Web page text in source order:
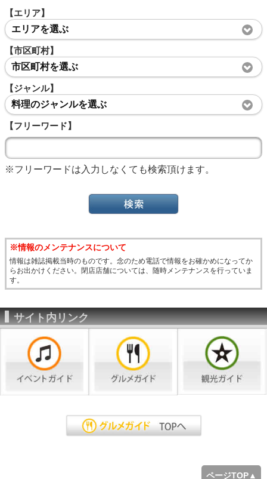
【エリア】
エリアを選ぶ
【市区町村】
市区町村を選ぶ
【ジャンル】
料理のジャンルを選ぶ
【フリーワード】
※フリーワードは入力しなくても検索頂けます。
※情報のメンテナンスについて
情報は雑誌掲載当時のものです。念のため電話で情報をお確かめになってか
らお出かけください。閉店店舗については、随時メンテナンスを行っていま
す。
サイト内リンク
ページTOP▲